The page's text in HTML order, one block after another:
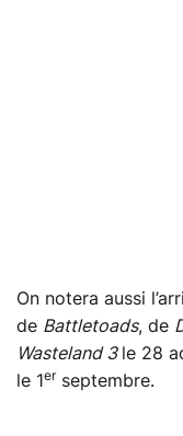
On notera aussi
de Battletoads, de
Wasteland 3 le 28
le 1 er septembre.